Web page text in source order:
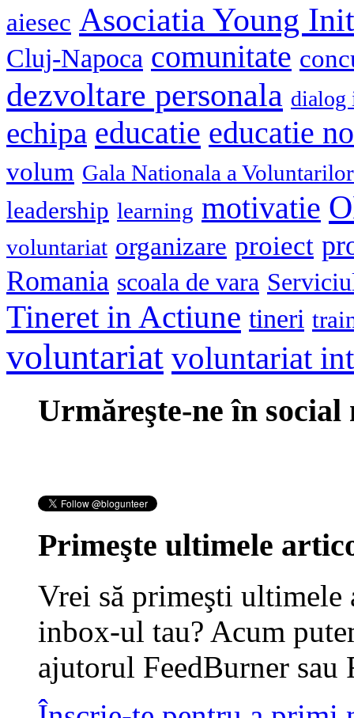
aiesec Asociatia Young
Cluj-Napoca comunitate
dezvoltare personala dialog
echipa educatie educatie
volum Gala Nationala a Voluntarilor
leadership learning motivatie
voluntariat organizare proiect
Romania scoala de vara
Tineret in Actiune tineri
voluntariat voluntariat
Urmăreşte-ne în social
Primeşte ultimele
Vrei să primeşti
inbox-ul tau? Acum
ajutorul FeedBurner sau